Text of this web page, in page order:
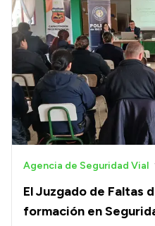
El Juzgado de Faltas
formación en
Agencia de Seguridad Vial